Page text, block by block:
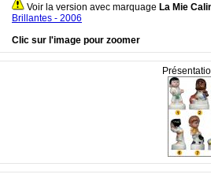
Voir la version avec marquage La Mie
Brillantes - 2006
Clic sur l'image pour zoomer